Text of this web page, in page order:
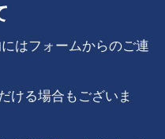
はフォームからのご連
ける場合もございま